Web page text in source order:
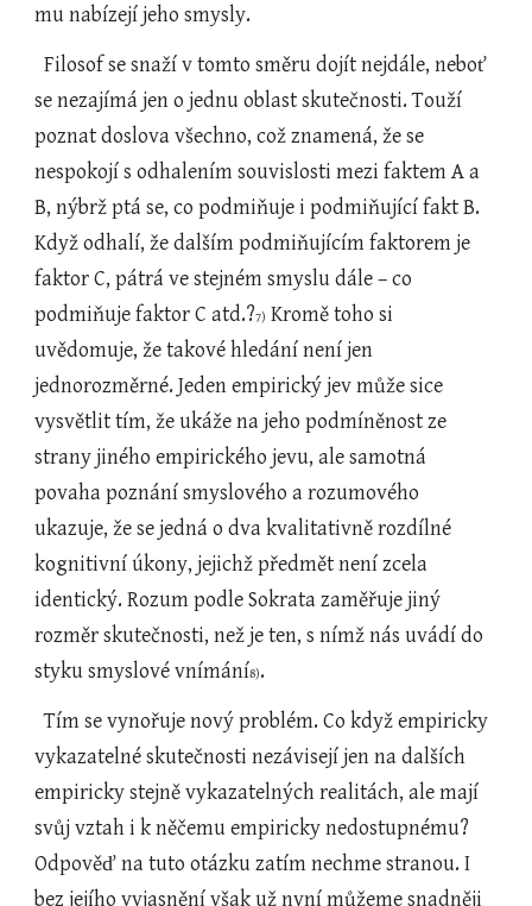
mu nabízejí jeho smysly.
  Filosof se snaží v tomto směru dojít nejdále, neboť
se nezajímá jen o jednu oblast skutečnosti. Touží
poznat doslova všechno, což znamená, že se
nespokojí s odhalením souvislosti mezi faktem A a
B, nýbrž ptá se, co podmiňuje i podmiňující fakt B.
Když odhalí, že dalším podmiňujícím faktorem je
faktor C, pátrá ve stejném smyslu dále – co
podmiňuje faktor C atd.?7) Kromě toho si
uvědomuje, že takové hledání není jen
jednorozměrné. Jeden empirický jev může sice
vysvětlit tím, že ukáže na jeho podmíněnost ze
strany jiného empirického jevu, ale samotná
povaha poznání smyslového a rozumového
ukazuje, že se jedná o dva kvalitativně rozdílné
kognitivní úkony, jejichž předmět není zcela
identický. Rozum podle Sokrata zaměřuje jiný
rozměr skutečnosti, než je ten, s nímž nás uvádí do
styku smyslové vnímání8).
  Tím se vynořuje nový problém. Co když empiricky
vykazatelné skutečnosti nezávisejí jen na dalších
empiricky stejně vykazatelných realitách, ale mají
svůj vztah i k něčemu empiricky nedostupnému?
Odpověď na tuto otázku zatím nechme stranou. I
bez jejího vyjasnění však už nyní můžeme snadněji